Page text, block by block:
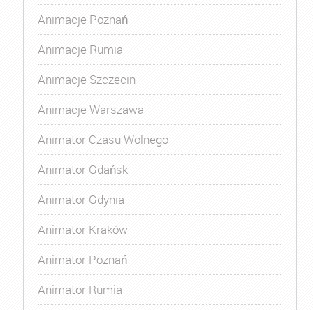
Animacje Poznań
Animacje Rumia
Animacje Szczecin
Animacje Warszawa
Animator Czasu Wolnego
Animator Gdańsk
Animator Gdynia
Animator Kraków
Animator Poznań
Animator Rumia